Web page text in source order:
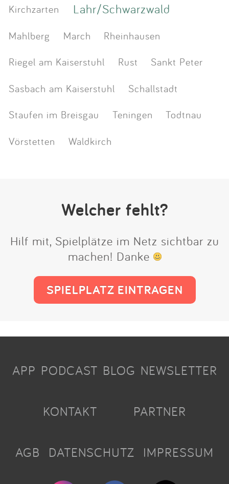
Kirchzarten
Lahr/Schwarzwald
Mahlberg March
Rheinhausen
Riegel am Kaiserstuhl
Rust
Sankt Peter
Sasbach am Kaiserstuhl
Schallstadt
Staufen im Breisgau
Teningen
Todtnau
Vörstetten
Waldkirch
Welcher fehlt?
Hilf mit, Spielplätze im Netz sichtbar zu
machen! Danke
SPIELPLATZ EINTRAGEN
APP PODCAST BLOG NEWSLETTER
KONTAKT PARTNER
AGB DATENSCHUTZ IMPRESSUM